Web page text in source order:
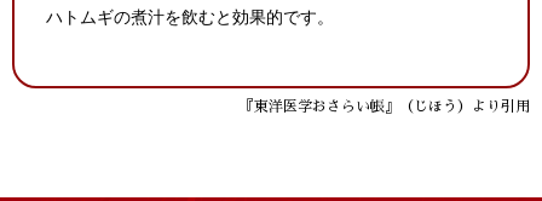
ハトムギの煮汁を飲むと効果的です。
『東洋医学おさらい帳』（じほう）より引用